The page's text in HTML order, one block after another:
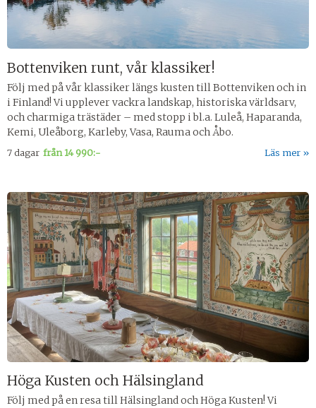
Bottenviken runt, vår klassiker!
Följ med på vår klassiker längs kusten till Bottenviken och in
i Finland! Vi upplever vackra landskap, historiska världsarv,
och charmiga trästäder – med stopp i bl.a. Luleå, Haparanda,
Kemi, Uleåborg, Karleby, Vasa, Rauma och Åbo.
7 dagar från14 990:- Läs mer
Höga Kusten och Hälsingland
Följ med på en resa till Hälsingland och Höga Kusten! Vi